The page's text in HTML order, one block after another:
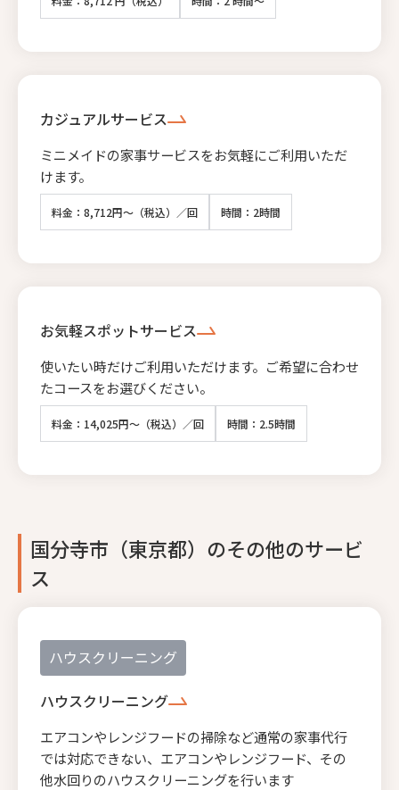
カジュアルサービス
ミニメイドの家事サービスをお気軽にご利用いただ
けます。
料金：8,712円～（税込）／回 時間：2時間
お気軽スポットサービス
使いたい時だけご利用いただけます。ご希望に合わせ
たコースをお選びください。
料金：14,025円～（税込）／回 時間：2.5時間
国分寺市（東京都）のその他のサービ
ス
ハウスクリーニング
ハウスクリーニング
エアコンやレンジフードの掃除など通常の家事代行
では対応できない、エアコンやレンジフード、その
他水回りのハウスクリーニングを行います